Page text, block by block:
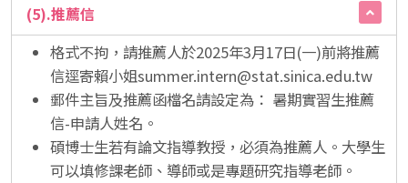
(5).推薦信
格式不拘，請推薦人於2025年3月17日(一)前將推薦
信逕寄賴小姐summer.intern@stat.sinica.edu.tw
郵件主旨及推薦函檔名請設定為： 暑期實習生推薦
信-申請人姓名。
碩博士生若有論文指導教授，必須為推薦人。大學生
可以填修課老師、導師或是專題研究指導老師。